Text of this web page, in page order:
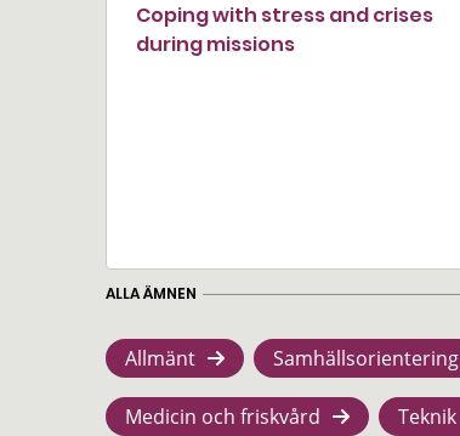
Coping with stress and crises
during missions
ALLA ÄMNEN
Allmänt Samhällsorientering
Medicin och friskvård Teknik